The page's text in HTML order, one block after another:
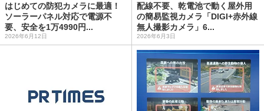
はじめての防犯カメラに最適！
ソーラーパネル対応で電源不
要、安全を1万4990円...
2026年6月12日
配線不要、乾電池で動く屋外用
の簡易監視カメラ「DIGI+赤外線
無人撮影カメラ」6...
2026年6月3日